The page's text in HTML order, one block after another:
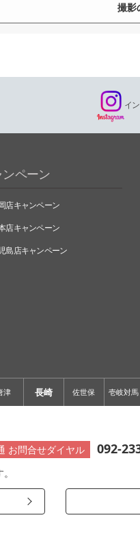
撮影
イ
ンペーン
店キャンペーン
店キャンペーン
島店キャンペーン
津 長崎 佐世保 壱岐対馬
お問合せダイヤル 092-